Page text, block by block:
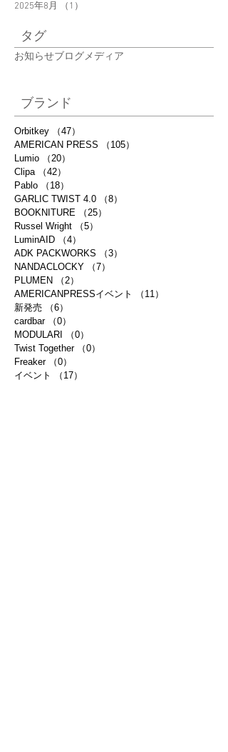
2025年8月
（1）
タグ
お知らせブログ メディア
ブランド
Orbitkey （47）
AMERICAN PRESS
（105）
Lumio
（20）
Clipa
（42）
Pablo
（18）
GARLIC TWIST 4.0
（8）
BOOKNITURE
（25）
Russel Wright
（5）
LuminAID
（4）
ADK PACKWORKS
（3）
NANDACLOCKY
（7）
PLUMEN
（2）
AMERICANPRESSイベント
（11）
新発売
（6）
cardbar
（0）
MODULARI
（0）
Twist Together
（0）
Freaker
（0）
イベント
（17）